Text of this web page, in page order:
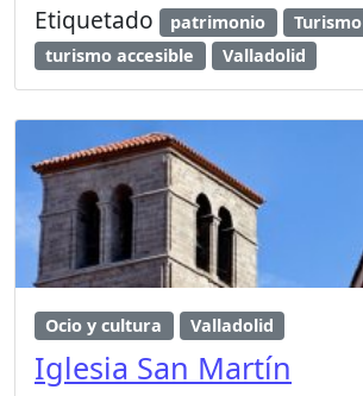
Etiquetado
patrimonio
Turismo
turismo accesible
Valladolid
Ocio y cultura Valladolid
Iglesia San Martín